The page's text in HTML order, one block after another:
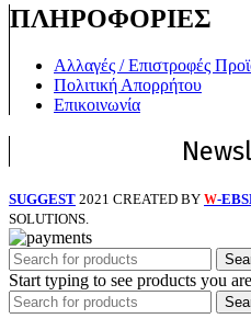
ΠΛΗΡΟΦΟΡΙΕΣ
Αλλαγές / Επιστροφές
Πολιτική Απορρήτου
Επικοινωνία
SUGGEST 2021 CREATED BY W-
SOLUTIONS.
Start typing to see products you